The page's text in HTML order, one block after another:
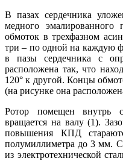
В пазах сердечника
медного
обмоток в трехфазном
три – по одной на каждую
в пазы сердечника с
расположена так, что
120° к другой. Концы
(на рисунке она
Ротор помещен внутрь
вращается на валу (1).
повышения КПД
полумиллиметра до 3 мм.
из электротехнической